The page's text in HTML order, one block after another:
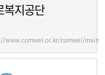
복지공단
www.comwel.or.kr/comwel/